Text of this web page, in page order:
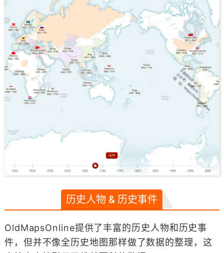
历史人物 & 历史事件
OldMapsOnline提供了丰富的历史人物和历史事
件，但并不像全历史地图那样做了数据的整理，这